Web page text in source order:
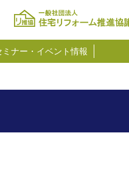
ミナー・イベント情報